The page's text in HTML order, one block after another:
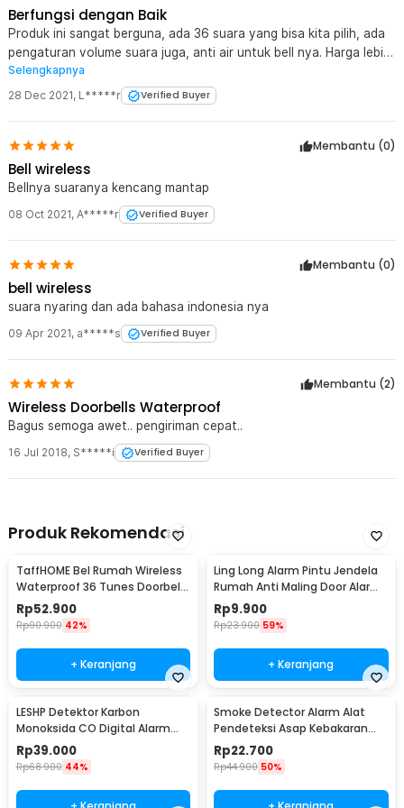
Berfungsi dengan Baik
Produk ini sangat berguna, ada 36 suara yang bisa kita pilih, ada
pengaturan volume suara juga, anti air untuk bell nya. Harga lebih
murah dibandingkan Toko atau OLShop lainnya. Pokoknya
recomended, Semoga tahan Lama :D
Selengkapnya
28 Dec 2021, L*****r Verified Buyer
Membantu (0)
Bell wireless
Bellnya suaranya kencang mantap
08 Oct 2021, A*****r Verified Buyer
Membantu (0)
bell wireless
suara nyaring dan ada bahasa indonesia nya
09 Apr 2021, a*****s Verified Buyer
Membantu (2)
Wireless Doorbells Waterproof
Bagus semoga awet.. pengiriman cepat..
16 Jul 2018, S*****i Verified Buyer
Produk Rekomendasi
TaffHOME Bel Rumah Wireless
Waterproof 36 Tunes Doorbell
- FK-D009
Rp52.900
Rp90.900 42%
+ Keranjang
Ling Long Alarm Pintu Jendela
Rumah Anti Maling Door Alarm
Sensor 90dB - YL-323
Rp9.900
Rp23.900 59%
+ Keranjang
LESHP Detektor Karbon
Monoksida CO Digital Alarm
85dB Sensor Gas Rumah -
EN502
Rp39.000
Rp68.900 44%
Smoke Detector Alarm Alat
Pendeteksi Asap Kebakaran
85dB - SS-168
Rp22.700
Rp44.900 50%